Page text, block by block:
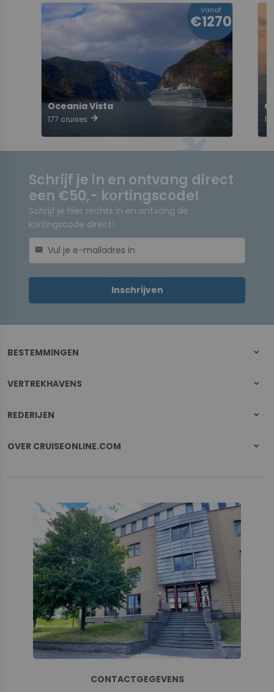
Oceania Vista
177 cruises arrow_forward
Vanaf
€1270
Schrijf je in en ontvang direct
een €50,- kortingscode!
Schrijf je hier rechts in en ontvang de
kortingscode direct!
mail
Inschrijven
BESTEMMINGEN
VERTREKHAVENS
REDERIJEN
OVER CRUISEONLINE.COM
CONTACTGEGEVENS